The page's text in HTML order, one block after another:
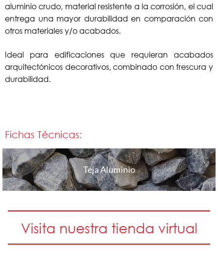
aluminio crudo, material resistente a la corrosión, el cual
entrega una mayor durabilidad en comparación con
otros materiales y/o acabados.
Ideal para edificaciones que requieran acabados
arquitectónicos decorativos, combinado con frescura y
durabilidad.
Fichas Técnicas:
Teja Aluminio
Visita nuestra tienda virtual